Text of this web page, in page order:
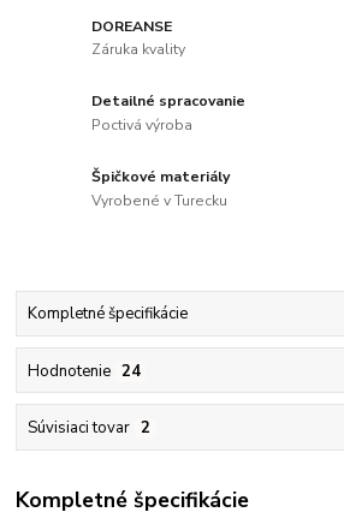
DOREANSE
Záruka kvality
Detailné spracovanie
Poctivá výroba
Špičkové materiály
Vyrobené v Turecku
Kompletné špecifikácie
Hodnotenie 24
Súvisiaci tovar 2
Kompletné špecifikácie